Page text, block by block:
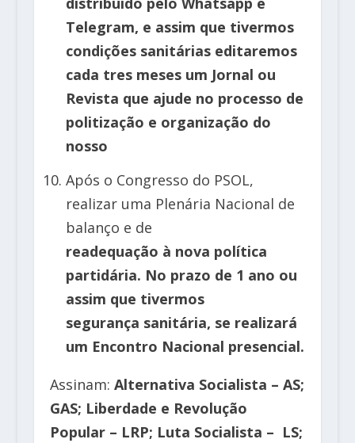
Telegram, e assim que tivermos
condições sanitárias editaremos
cada tres meses um Jornal ou
Revista que ajude no processo de
politização e organização do
nosso
Após o Congresso do PSOL,
realizar uma Plenária Nacional de
balanço e de
readequação à nova política
partidária. No prazo de 1 ano ou
assim que tivermos
segurança sanitária, se realizará
um Encontro Nacional presencial.
Assinam: Alternativa Socialista – AS;
GAS; Liberdade e Revolução
Popular – LRP; Luta Socialista – LS;